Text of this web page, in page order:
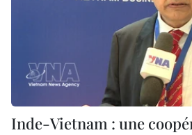
Inde-Vietnam : une